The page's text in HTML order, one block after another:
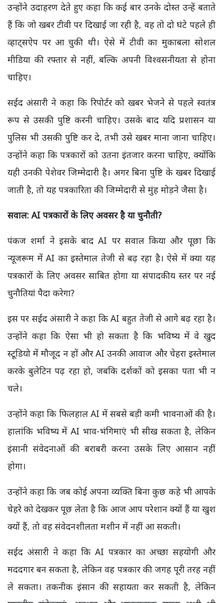
उन्होंने उदाहरण देते हुए कहा कि कई बार उनके दोस्त उन्हें बताते
हैं कि जो खबर टीवी पर दिखाई जा रही है, वह तो दो घंटे पहले ही
व्हाट्सऐप पर आ चुकी थी। ऐसे में टीवी का मुकाबला सोशल
मीडिया की रफ्तार से नहीं, बल्कि अपनी विश्वसनीयता से होना
चाहिए।
सईद अंसारी ने कहा कि रिपोर्टर को खबर भेजने से पहले स्वतंत्र
रूप से उसकी पुष्टि करनी चाहिए। उसके बाद यदि प्रशासन या
पुलिस भी उसकी पुष्टि कर दे, तभी उसे खबर माना जाना चाहिए।
उन्होंने कहा कि पत्रकारों को उतना इंतजार करना चाहिए, क्योंकि
यही उनकी पेशेवर जिम्मेदारी है। अगर बिना पुष्टि के खबर दिखाई
जाती है, तो यह पत्रकारिता की जिम्मेदारी से मुंह मोड़ने जैसा है।
सवाल: AI पत्रकारों के लिए अवसर है या चुनौती?
पंकज शर्मा ने इसके बाद AI पर सवाल किया और पूछा कि
न्यूजरूम में AI का इस्तेमाल तेजी से बढ़ रहा है। ऐसे में क्या यह
पत्रकारों के लिए अवसर साबित होगा या संपादकीय स्तर पर नई
चुनौतियां पैदा करेगा?
इस पर सईद अंसारी ने कहा कि AI बहुत तेजी से आगे बढ़ रहा है।
उन्होंने कहा कि ऐसा भी हो सकता है कि भविष्य में वे खुद
स्टूडियो में मौजूद न हों और AI उनकी आवाज और चेहरा इस्तेमाल
करके बुलेटिन पढ़ रहा हो, जबकि दर्शकों को इसका पता भी न
चले।
उन्होंने कहा कि फिलहाल AI में सबसे बड़ी कमी भावनाओं की है।
हालांकि भविष्य में AI भाव-भंगिमाएं भी सीख सकता है, लेकिन
इंसानी संवेदनाओं की बराबरी करना उसके लिए आसान नहीं
होगा।
उन्होंने कहा कि जब कोई अपना व्यक्ति बिना कुछ कहे भी आपके
चेहरे को देखकर पूछ लेता है कि आज आप परेशान क्यों हैं या खुश
क्यों हैं, तो वह संवेदनशीलता मशीन में नहीं आ सकती।
सईद अंसारी ने कहा कि AI पत्रकार का अच्छा सहयोगी और
मददगार बन सकता है, लेकिन वह पत्रकार की जगह पूरी तरह नहीं
ले सकता। तकनीक इंसान की सहायता कर सकती है, लेकिन